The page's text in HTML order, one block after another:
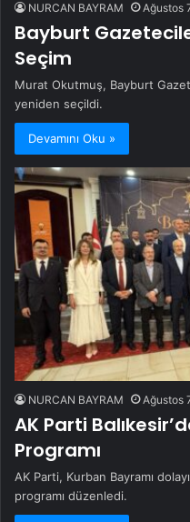
NURCAN BAYRAM Ağustos
Bayburt
Seçim
Murat Okutmuş, Bayburt
yeniden seçildi.
Devamını Oku »
NURCAN BAYRAM Ağustos
AK Parti
Programı
AK Parti, Kurban Bayramı
programı düzenledi.